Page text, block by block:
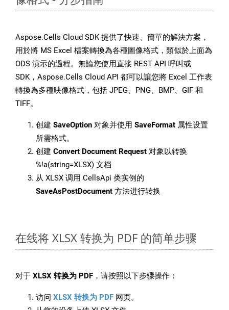
Aspose.Cells Cloud SDK 提供了快速、簡單的解決方案，
用於將 MS Excel 檔案轉換為各種圖像格式，類似於上面為
ODS 演示的過程。無論您使用直接 REST API 呼叫或
SDK，Aspose.Cells Cloud API 都可以讓您將 Excel 工作表
轉換為多種映像格式，包括 JPEG、PNG、BMP、GIF 和
TIFF。
创建 SaveOption 对象并使用 SaveFormat 属性设置
所需格式。
创建 Convert Document Request 对象以转换
%!a(string=XLSX) 文档
从 XLSX 调用 CellsApi 类实例的
SaveAsPostDocument 方法进行转换
在线将 XLSX 转换为 PDF 的简单步骤
对于 XLSX 转换为 PDF ，请按照以下步骤操作：
访问 XLSX 转换为 PDF 网页。